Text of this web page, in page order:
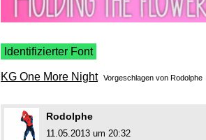
Identifizierter Font
KG One More Night Vorgeschlagen von Rodolphe
Rodolphe
11.05.2013 um 20:32